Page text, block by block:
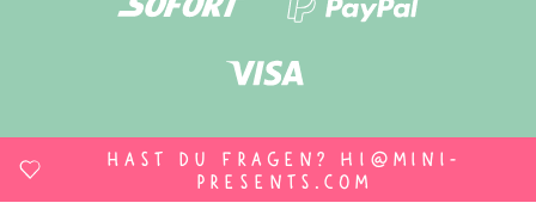
Hast du Fragen? hi@mini-
presents.com